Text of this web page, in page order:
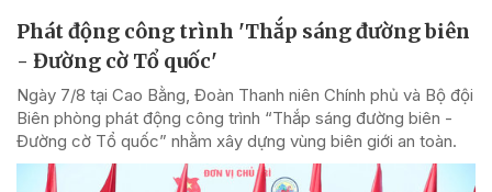
Phát động công trình 'Thắp sáng đường biên
- Đường cờ Tổ quốc'
Ngày 7/8 tại Cao Bằng, Đoàn Thanh niên Chính phủ và Bộ đội
Biên phòng phát động công trình “Thắp sáng đường biên -
Đường cờ Tổ quốc” nhằm xây dựng vùng biên giới an toàn.